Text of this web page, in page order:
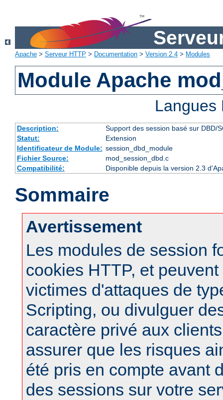
Apache > Serveur HTTP > Documentation > Version 2.4 > Modules
Module Apache
Description:
Support des session basé sur DBD/
Statut:
Extension
Identificateur de Module: session_dbd_module
Fichier Source:
mod_session_dbd.c
Compatibilité:
Disponible depuis la version 2.3
Sommaire
Avertissement
Les modules de session
cookies HTTP, et
victimes d'attaques de
Scripting, ou divulguer
caractère privé aux
assurer que les risques
été pris en compte avant
des sessions sur votre